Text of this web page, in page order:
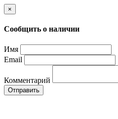
×
Сообщить о наличии
Имя
Email
Комментарий
Отправить